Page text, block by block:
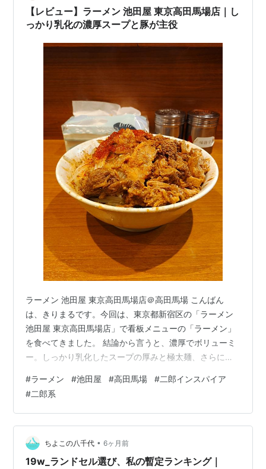
「1ねんせいじゅんびボックス」が夏頃に届きます。 娘は
こ…
【レビュー】ラーメン 池田屋 東京高田馬場店｜し
っかり乳化の濃厚スープと豚が主役
ラーメン 池田屋 東京高田馬場店＠高田馬場 こんばん
は、きりまるです。今回は、東京都新宿区の「ラーメン
池田屋 東京高田馬場店」で看板メニューの「ラーメン」
を食べてきました。 結論から言うと、濃厚でボリューミ
ー。しっかり乳化したスープの厚みと極太麺、さらに肉
たり前という評判にも納得の行列店でした。 基本情報 ・
店名：ラーメン 池田屋 東京高田馬場店・最寄り／エリ
ア：高田馬場駅 徒歩約5分（東京都新宿区）・住所：東
京都新宿区下落合1-3-13・営業時間：11:00～14:30／
17:00～21:00・定休日：木曜・注文方式／支払い：券売
機（先食…
#ラーメン #池田屋 #高田馬場 #二郎インスパイア
#二郎系
ちよこの八千代 • 6ヶ月前
19w_ランドセル選び、私の暫定ランキング｜